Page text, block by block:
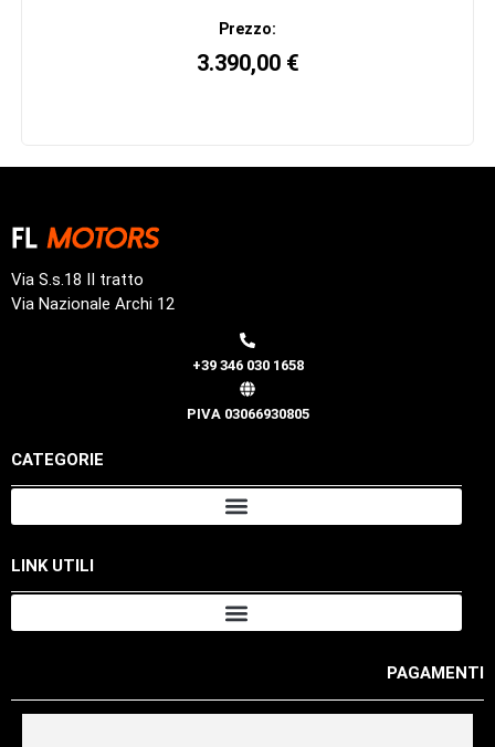
Prezzo:
3.390,00 €
Via S.s.18 II tratto
Via Nazionale Archi 12
+39 346 030 1658
PIVA 03066930805
CATEGORIE
LINK UTILI
PAGAMENTI